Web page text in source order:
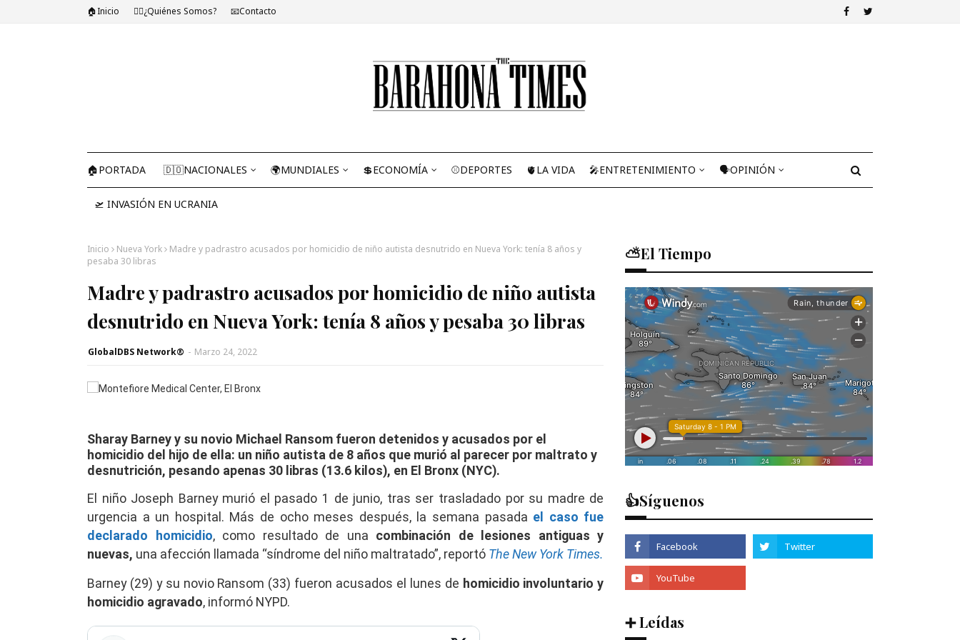
🏠Inicio 🤷‍♂️¿Quiénes Somos? 📧Contacto
🏠PORTADA 🇩🇴NACIONALES 🌍MUNDIALES 💲ECONOMÍA ⚾DEPORTES 🫀LA VIDA 🎤ENTRETENIMIENTO 🗣OPINIÓN
🛫 INVASIÓN EN UCRANIA
Inicio Nueva York
Madre y padrastro acusados por homicidio de niño autista desnutrido en Nueva York: tenía 8 años y
pesaba 30 libras
Madre y padrastro acusados por homicidio de niño autista
desnutrido en Nueva York: tenía 8 años y pesaba 30 libras
GlobalDBS Network® - Marzo 24, 2022
Sharay Barney y su novio Michael Ransom fueron detenidos y acusados por el
homicidio del hijo de ella: un niño autista de 8 años que murió al parecer por maltrato y
desnutrición, pesando apenas 30 libras (13.6 kilos), en El Bronx (NYC).
El niño Joseph Barney murió el pasado 1 de junio, tras ser trasladado por su madre de
urgencia a un hospital. Más de ocho meses después, la semana pasada el caso fue
declarado homicidio, como resultado de una combinación de lesiones antiguas y
nuevas, una afección llamada “síndrome del niño maltratado”, reportó The New York Times.
Barney (29) y su novio Ransom (33) fueron acusados el lunes de homicidio involuntario y
homicidio agravado, informó NYPD.
⛅El Tiempo
👍Síguenos
➕ Leídas